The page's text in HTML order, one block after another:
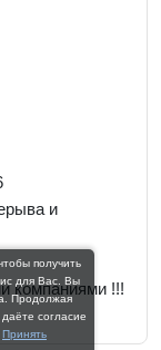
и
компаниями !!!
получить
для Вас. Вы
Продолжая
согласие
Принять